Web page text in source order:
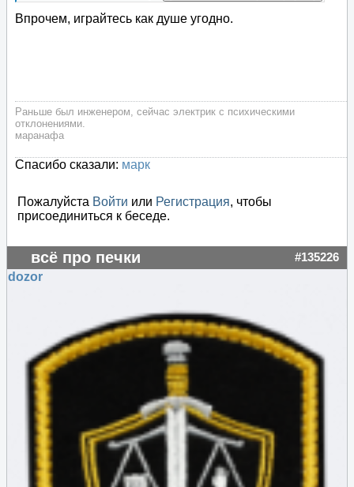
Впрочем, играйтесь как душе угодно.
Раньше был инженером, сейчас электрик с психическими
отклонениями.
маранафа
Спасибо сказали: марк
Пожалуйста Войти или Регистрация, чтобы
присоединиться к беседе.
всё про печки #135226
dozor